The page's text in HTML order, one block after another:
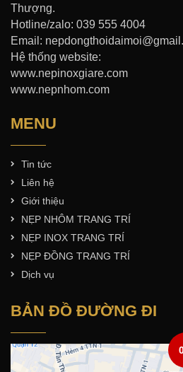
Thượng.
Hotline/zalo: 039 555 4004
Email:
Hệ thống website:
www.nepinoxgiare.com
www.nepnhom.com
MENU
Tin tức
Liên hệ
Giới thiệu
NẸP NHÔM TRANG TRÍ
NẸP INOX TRANG TRÍ
NẸP ĐỒNG TRANG TRÍ
Dịch vụ
BẢN ĐỒ ĐƯỜNG ĐI